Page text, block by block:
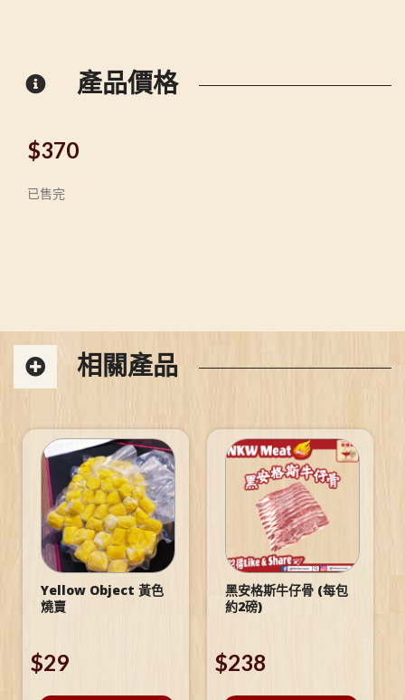
產品價格
$370
已售完
相關產品
Yellow Object 黃色
燒賣
$29
黑安格斯牛仔骨 (每包
約2磅)
$238